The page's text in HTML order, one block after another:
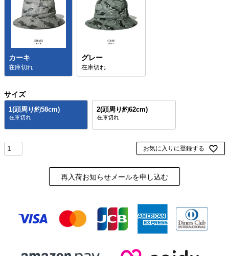
カーキ
在庫切れ
グレー
在庫切れ
サイズ
1(頭周り約58cm) 2(頭周り約62cm)
お気に入りに登録する
再入荷お知らせメールを申し込む